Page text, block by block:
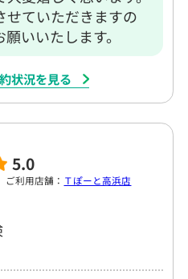
せていただきますの
いいたします。
状況を見る
5.0
ご利用店舗： Ｔぽーと高浜店